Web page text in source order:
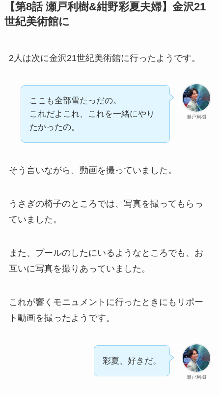
【第8話 瀬戸利樹&紺野彩夏夫婦】金沢21
世紀美術館に
2人は次に金沢21世紀美術館に行ったようです。
瀬戸利樹
ここも全部雪たっだの。
これだよこれ、これを一緒にやり
たかったの。
そう言いながら、動画を撮っていました。
うさぎの椅子のところでは、写真を撮ってもらっ
ていました。
また、プールのしたにいるようなところでも、お
互いに写真を撮りあっていました。
これが響くモニュメントに行ったときにもリポー
ト動画を撮ったようです。
瀬戸利樹
彩夏、好きだ。